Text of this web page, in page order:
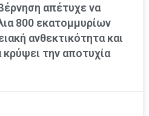
απέτυχε να
800 εκατομμυρίων
ανθεκτικότητα και
την αποτυχία